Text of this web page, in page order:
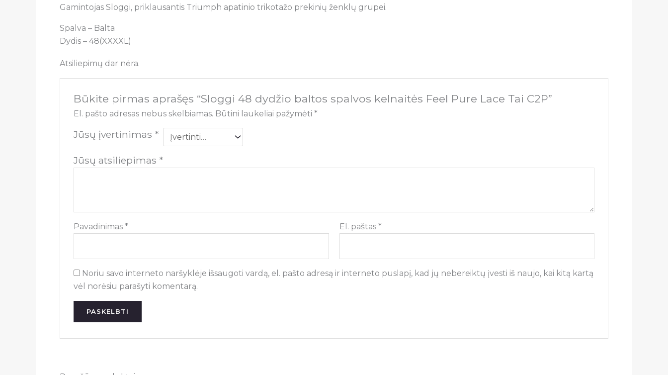
Gamintojas Sloggi, priklausantis Triumph apatinio trikotažo prekinių ženklų grupei.
Spalva – Balta
Dydis – 48(XXXXL)
Atsiliepimų dar nėra.
Būkite pirmas aprašęs “Sloggi 48 dydžio baltos spalvos kelnaitės Feel Pure Lace Tai C2P”
El. pašto adresas nebus skelbiamas. Būtini laukeliai pažymėti *
Jūsų įvertinimas *
Jūsų atsiliepimas *
Pavadinimas * El. paštas *
Noriu savo interneto naršyklėje išsaugoti vardą, el. pašto adresą ir interneto puslapį, kad jų nebereiktų įvesti iš naujo, kai kitą kartą
vėl norėsiu parašyti komentarą.